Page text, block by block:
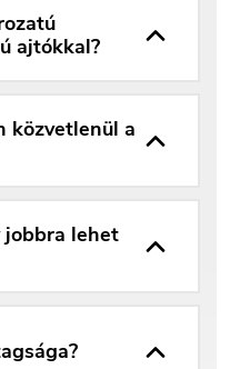
ajtókkal?
közvetlenül a
jobbra lehet